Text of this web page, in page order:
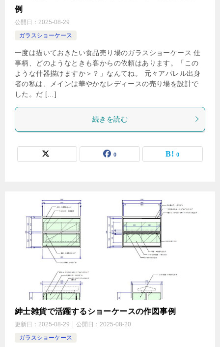
例
公開日： 2025-08-29
ガラスショーケース
一度は描いておきたい食品売り場のガラスショーケース 仕
事柄、どのようなときも客からの依頼はあります。「この
ような什器描けますか＞？」なんてね。 元々アパレル出身
者の私は、メインは華やかなレディースの売り場を設計で
した。だ […]
続きを読む
0 0
紳士雑貨で活躍するショーケースの作図事例
更新日： 2025-08-29 公開日： 2025-08-20
ガラスショーケース